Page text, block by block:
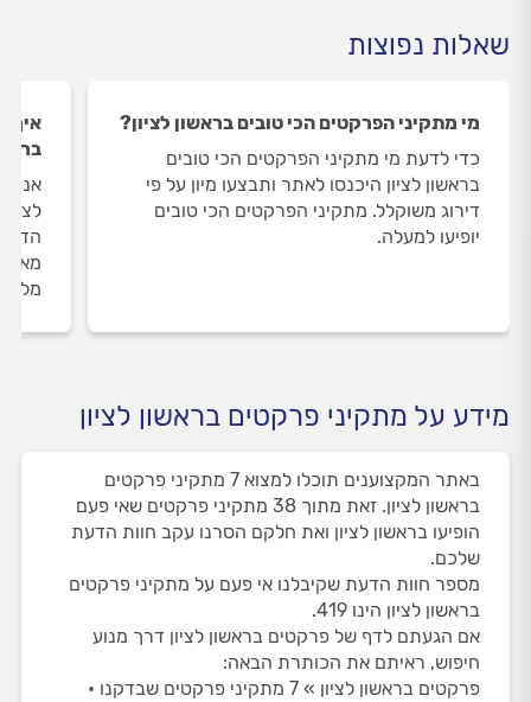
שאלות נפוצות
מי מתקיני הפרקטים הכי טובים בראשון לציון?
כדי לדעת מי מתקיני הפרקטים הכי טובים
בראשון לציון היכנסו לאתר ותבצעו מיון על פי
דירוג משוקלל. מתקיני הפרקטים הכי טובים
יופיעו למעלה.
איך
מידע על מתקיני פרקטים בראשון לציון
באתר המקצוענים תוכלו למצוא 7 מתקיני פרקטים
בראשון לציון. זאת מתוך 38 מתקיני פרקטים שאי פעם
הופיעו בראשון לציון ואת חלקם הסרנו עקב חוות הדעת
שלכם.
מספר חוות הדעת שקיבלנו אי פעם על מתקיני פרקטים
בראשון לציון הינו 419.
אם הגעתם לדף של פרקטים בראשון לציון דרך מנוע
חיפוש, ראיתם את הכותרת הבאה:
פרקטים בראשון לציון » 7 מתקיני פרקטים שבדקנו •